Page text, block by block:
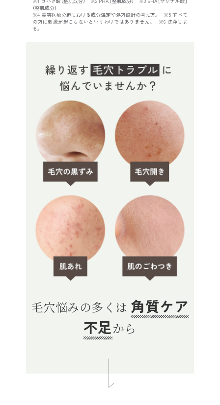
（整肌成分）
※4 美容医療分野における成分選定や処方設計の考え方。 ※5 すべて
の方に刺激が起こらないというわけではありません。 ※6 洗浄によ
る。
毛穴悩みの多くは 角質ケア
不足から